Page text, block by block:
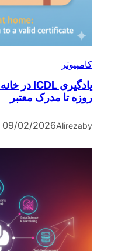
کامپیوتر
روزه تا مدرک معتبر
by
Alireza
09/02/2026